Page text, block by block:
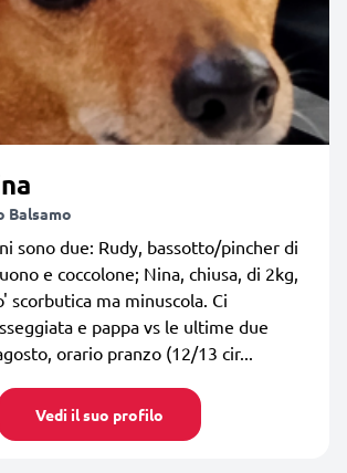
Balsamo
sono due: Rudy, bassotto/pincher di
e coccolone; Nina, chiusa, di 2kg,
scorbutica ma minuscola. Ci
e pappa vs le ultime due
orario pranzo (12/13 cir...
Vedi il suo profilo